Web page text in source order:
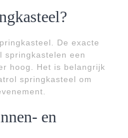
De exacte
springkastelen een
hoog. Het is belangrijk
springkasteel om
en